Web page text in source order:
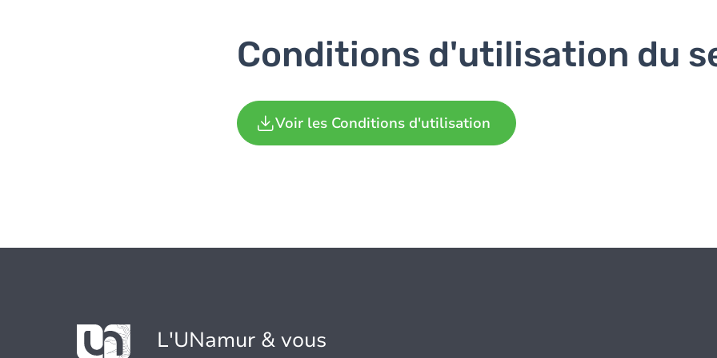
Conditions d'utilisation du
Voir les Conditions d'utilisation
L'UNamur & vous